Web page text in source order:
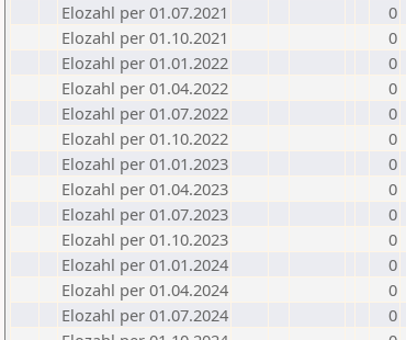
Elozahl per 01.07.2021
0
Elozahl per 01.10.2021
0
Elozahl per 01.01.2022
0
Elozahl per 01.04.2022
0
Elozahl per 01.07.2022
0
Elozahl per 01.10.2022
0
Elozahl per 01.01.2023
0
Elozahl per 01.04.2023
0
Elozahl per 01.07.2023
0
Elozahl per 01.10.2023
0
Elozahl per 01.01.2024
0
Elozahl per 01.04.2024
0
Elozahl per 01.07.2024
0